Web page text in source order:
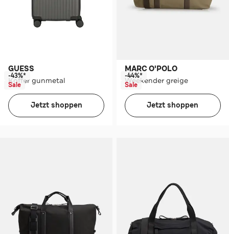
GUESS
Koffer gunmetal
-43%*
Sale
Jetzt shoppen
MARC O'POLO
Weekender greige
-44%*
Sale
Jetzt shoppen